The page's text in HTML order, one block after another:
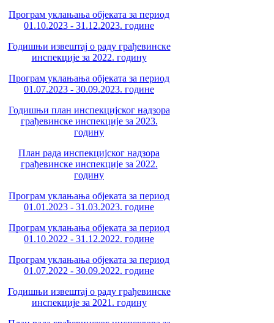
Програм уклањања објеката за период
01.10.2023 - 31.12.2023. године
Годишњи извештај о раду грађевинске
инспекције за 2022. годину
Програм уклањања објеката за период
01.07.2023 - 30.09.2023. године
Годишњи план инспекцијског надзора
грађевинске инспекције за 2023.
годину
План рада инспекцијског надзора
грађевинске инспекције за 2022.
годину
Програм уклањања објеката за период
01.01.2023 - 31.03.2023. године
Програм уклањања објеката за период
01.10.2022 - 31.12.2022. године
Програм уклањања објеката за период
01.07.2022 - 30.09.2022. године
Годишњи извештај о раду грађевинске
инспекције за 2021. годину